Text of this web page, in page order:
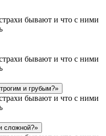
и грубым?»
сложной?»